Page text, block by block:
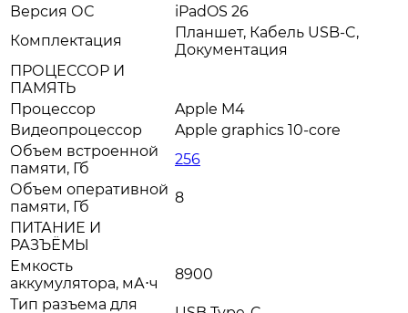
Версия ОС
iPadOS 26
Комплектация
Планшет, Кабель USB‑C,
Документация
ПРОЦЕССОР И
ПАМЯТЬ
Процессор
Apple M4
Видеопроцессор
Apple graphics 10-core
Объем встроенной
памяти, Гб
256
Объем оперативной
памяти, Гб
8
ПИТАНИЕ И
РАЗЪЁМЫ
Емкость
аккумулятора, мА⋅ч
8900
Тип разъема для